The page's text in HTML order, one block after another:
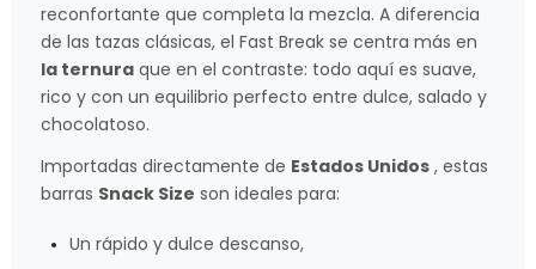
reconfortante que completa la mezcla. A diferencia
de las tazas clásicas, el Fast Break se centra más en
la ternura que en el contraste: todo aquí es suave,
rico y con un equilibrio perfecto entre dulce, salado y
chocolatoso.
Importadas directamente de Estados Unidos , estas
barras Snack Size son ideales para:
Un rápido y dulce descanso,